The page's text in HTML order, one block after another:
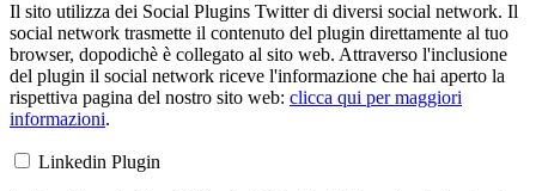
Il sito utilizza dei Social Plugins Twitter di diversi social network. Il
social network trasmette il contenuto del plugin direttamente al tuo
browser, dopodichè è collegato al sito web. Attraverso l'inclusione
del plugin il social network riceve l'informazione che hai aperto la
rispettiva pagina del nostro sito web: clicca qui per maggiori
informazioni.
Linkedin Plugin